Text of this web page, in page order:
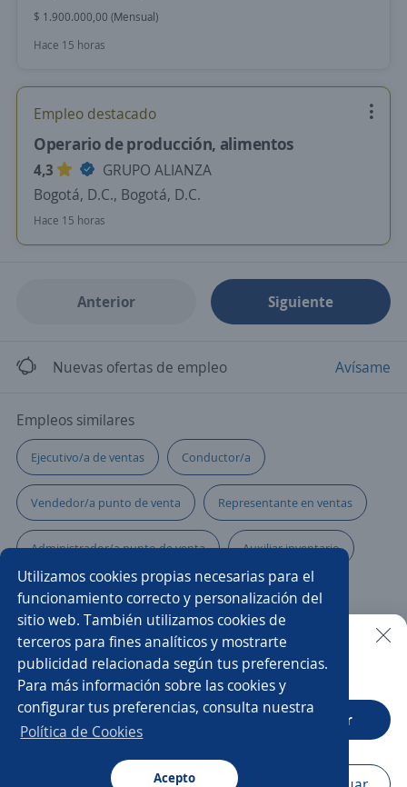
Utilizamos cookies propias necesarias para el
funcionamiento correcto y personalización del
sitio web. También utilizamos cookies de
terceros para fines analíticos y mostrarte
publicidad relacionada según tus preferencias.
Para más información sobre las cookies y
configurar tus preferencias, consulta nuestra
Política de Cookies
Acepto
$ 1.900.000,00 (Mensual)
Hace 15 horas
Empleo destacado
Operario de producción, alimentos
4,3
GRUPO ALIANZA
Bogotá, D.C., Bogotá, D.C.
Hace 15 horas
Anterior Siguiente
Nuevas ofertas de empleo Avísame
Empleos similares
Ejecutivo/a de ventas Conductor/a
Vendedor/a punto de venta Representante en ventas
Administrador/a punto de venta Auxiliar inventario
Auxiliar de farmacia Auxiliar operativo
Asesor/a comercial Cajero/a
Ayudante de servicios generales Auxiliar servicio al cliente
Gerente comercial
Buscar es más fácil en la app
CT App Abrir